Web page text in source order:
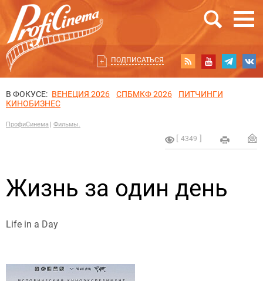
ПОДПИСАТЬСЯ
В ФОКУСЕ: ВЕНЕЦИЯ 2026 СПБМКФ 2026
ПИТЧИНГИ
КИНОБИЗНЕС
ПрофиСинема Фильмы.
4349
Жизнь за один день
Life in a Day